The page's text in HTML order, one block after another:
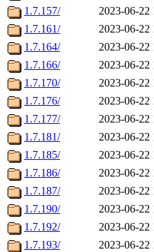
1.7.157/
2023-06-22
1.7.161/
2023-06-22
1.7.164/
2023-06-22
1.7.166/
2023-06-22
1.7.170/
2023-06-22
1.7.176/
2023-06-22
1.7.177/
2023-06-22
1.7.181/
2023-06-22
1.7.185/
2023-06-22
1.7.186/
2023-06-22
1.7.187/
2023-06-22
1.7.190/
2023-06-22
1.7.192/
2023-06-22
1.7.193/
2023-06-22